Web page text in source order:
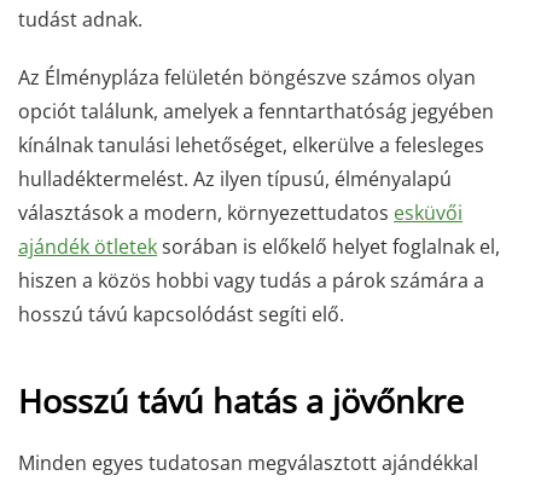
tudást adnak.
Az Élménypláza felületén böngészve számos olyan
opciót találunk, amelyek a fenntarthatóság jegyében
kínálnak tanulási lehetőséget, elkerülve a felesleges
hulladéktermelést. Az ilyen típusú, élményalapú
választások a modern, környezettudatos esküvői
ajándék ötleteksorában is előkelő helyet foglalnak el,
hiszen a közös hobbi vagy tudás a párok számára a
hosszú távú kapcsolódást segíti elő.
Hosszú távú hatás a jövőnkre
Minden egyes tudatosan megválasztott ajándékkal